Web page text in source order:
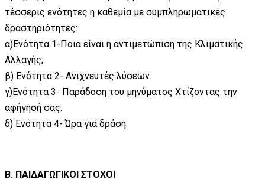
τέσσερις ενότητες η καθεμία με συμπληρωματικές
δραστηριότητες:
α)Ενότητα 1-Ποια είναι η αντιμετώπιση της Κλιματικής
Αλλαγής;
β) Ενότητα 2- Ανιχνευτές λύσεων.
γ)Ενότητα 3- Παράδοση του μηνύματος Χτίζοντας την
αφήγησή σας.
δ) Ενότητα 4- Ώρα για δράση.
Β. ΠΑΙΔΑΓΩΓΙΚΟΙ ΣΤΟΧΟΙ